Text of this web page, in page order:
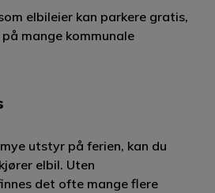
elbileier kan parkere gratis,
mange kommunale
utstyr på ferien, kan du
elbil. Uten
det ofte mange flere